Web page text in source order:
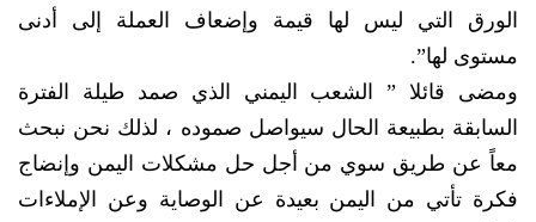
الورق التي ليس لها قيمة وإضعاف العملة إلى أدنى
مستوى لها”.
ومضى قائلا ” الشعب اليمني الذي صمد طيلة الفترة
السابقة بطبيعة الحال سيواصل صموده ، لذلك نحن نبحث
معاً عن طريق سوي من أجل حل مشكلات اليمن وإنضاج
فكرة تأتي من اليمن بعيدة عن الوصاية وعن الإملاءات